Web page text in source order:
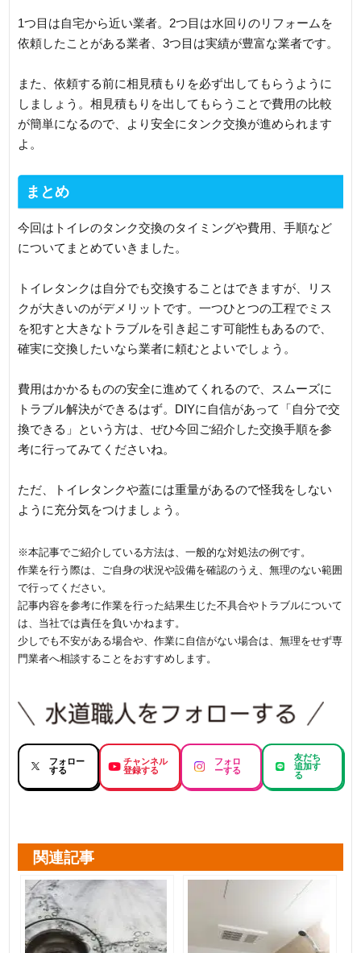
1つ目は自宅から近い業者。2つ目は水回りのリフォームを
依頼したことがある業者、3つ目は実績が豊富な業者です。
また、依頼する前に相見積もりを必ず出してもらうように
しましょう。相見積もりを出してもらうことで費用の比較
が簡単になるので、より安全にタンク交換が進められます
よ。
まとめ
今回はトイレのタンク交換のタイミングや費用、手順など
についてまとめていきました。
トイレタンクは自分でも交換することはできますが、リス
クが大きいのがデメリットです。一つひとつの工程でミス
を犯すと大きなトラブルを引き起こす可能性もあるので、
確実に交換したいなら業者に頼むとよいでしょう。
費用はかかるものの安全に進めてくれるので、スムーズに
トラブル解決ができるはず。DIYに自信があって「自分で交
換できる」という方は、ぜひ今回ご紹介した交換手順を参
考に行ってみてくださいね。
ただ、トイレタンクや蓋には重量があるので怪我をしない
ように充分気をつけましょう。
※本記事でご紹介している方法は、一般的な対処法の例です。
作業を行う際は、ご自身の状況や設備を確認のうえ、無理のない範囲
で行ってください。
記事内容を参考に作業を行った結果生じた不具合やトラブルについて
は、当社では責任を負いかねます。
少しでも不安がある場合や、作業に自信がない場合は、無理をせず専
門業者へ相談することをおすすめします。
フォロー
する
チャンネル
登録する
フォロ
ーする
友だち
追加す
る
関連記事